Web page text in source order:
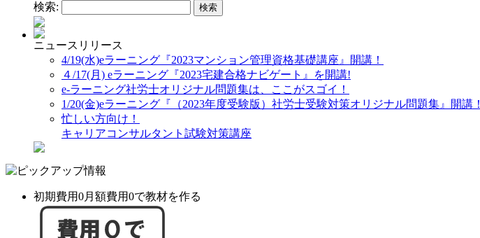
検索:
ニュースリリース
4/19(水)eラーニング『2023マンション管理資格基礎講座』開講！
４/17(月) eラーニング『2023宅建合格ナビゲート』を開講!
e-ラーニング社労士オリジナル問題集は、ここがスゴイ！
1/20(金)eラーニング『（2023年度受験版）社労士受験対策オリジナル問題集』開講！
忙しい方向け！
キャリアコンサルタント試験対策講座
初期費用0月額費用0で教材を作る